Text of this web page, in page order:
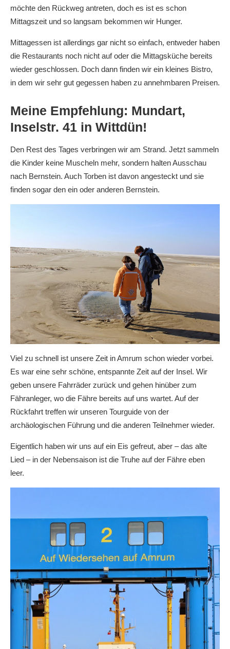
möchte den Rückweg antreten, doch es ist es schon
Mittagszeit und so langsam bekommen wir Hunger.
Mittagessen ist allerdings gar nicht so einfach, entweder haben
die Restaurants noch nicht auf oder die Mittagsküche bereits
wieder geschlossen. Doch dann finden wir ein kleines Bistro,
in dem wir sehr gut gegessen haben zu annehmbaren Preisen.
Meine Empfehlung: Mundart,
Inselstr. 41 in Wittdün!
Den Rest des Tages verbringen wir am Strand. Jetzt sammeln
die Kinder keine Muscheln mehr, sondern halten Ausschau
nach Bernstein. Auch Torben ist davon angesteckt und sie
finden sogar den ein oder anderen Bernstein.
Viel zu schnell ist unsere Zeit in Amrum schon wieder vorbei.
Es war eine sehr schöne, entspannte Zeit auf der Insel. Wir
geben unsere Fahrräder zurück und gehen hinüber zum
Fähranleger, wo die Fähre bereits auf uns wartet. Auf der
Rückfahrt treffen wir unseren Tourguide von der
archäologischen Führung und die anderen Teilnehmer wieder.
Eigentlich haben wir uns auf ein Eis gefreut, aber – das alte
Lied – in der Nebensaison ist die Truhe auf der Fähre eben
leer.